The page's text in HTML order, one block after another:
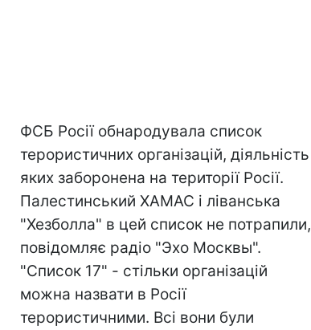
ФСБ Росії обнародувала список
терористичних організацій, діяльність
яких заборонена на території Росії.
Палестинський ХАМАС і ліванська
"Хезболла" в цей список не потрапили,
повідомляє радіо "Эхо Москвы".
"Список 17" - стільки організацій
можна назвати в Росії
терористичними. Всі вони були